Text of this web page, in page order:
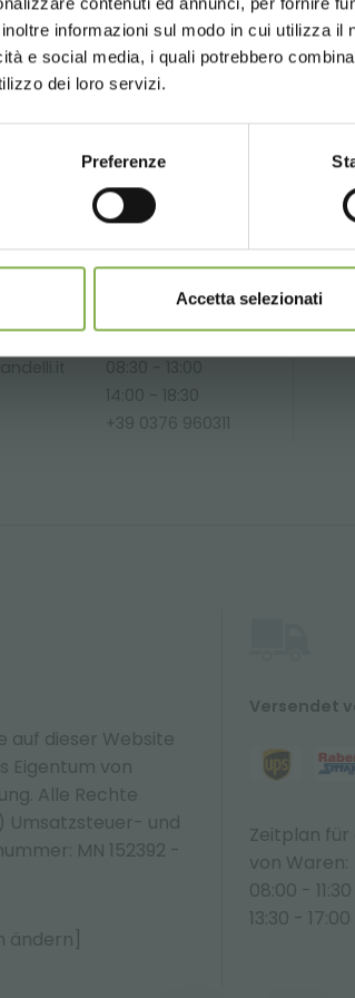
informazioni sul modo in cui utilizza
e social media, i quali potrebbero
dei loro servizi.
Preferenze
Accetta selezionati
UNITED STATES
Telefon
Von Montag bis
14:00 - 18:30
+39 0376 960311
Versandab einem Bestellwert
vorab (wählen Sie bei
JETZT REGISTRIEREN
auf dieser Website
Eigentum von
Alle Rechte
Umsatzsteuer- und
MN 152392 -
ändern]
Versendet
Zeitplan für
von Waren:
08:00 - 11:30
13:30 - 17:00